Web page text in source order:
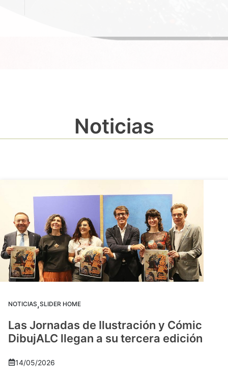
Noticias
NOTICIAS,SLIDER HOME
Las Jornadas de Ilustración y Cómic
DibujALC llegan a su tercera edición
14/05/2026